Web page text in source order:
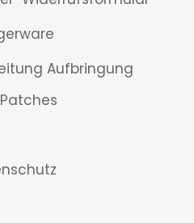
Aufbringung